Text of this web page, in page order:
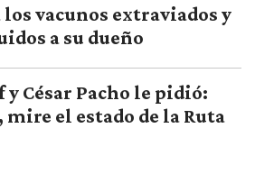
vacunos extraviados y
a su dueño
César Pacho le pidió:
el estado de la Ruta